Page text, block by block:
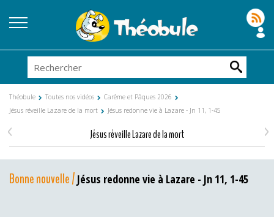
Théobule Toutes nos vidéos
Carême et Pâques 2026
Jésus réveille Lazare de la mort
Jésus redonne vie à Lazare - Jn 11, 1-45
Jésus réveille Lazare de la mort
< >
Bonne nouvelle / Jésus redonne vie à Lazare - Jn 11, 1-45